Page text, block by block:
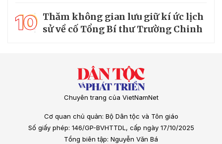
10 Thăm không gian lưu giữ kí ức lịch
sử về cố Tổng Bí thư Trường Chinh
Chuyên trang của VietNamNet
Cơ quan chủ quản: Bộ Dân tộc và Tôn giáo
Số giấy phép: 146/GP-BVHTTDL, cấp ngày 17/10/2025
Tổng biên tập: Nguyễn Văn Bá